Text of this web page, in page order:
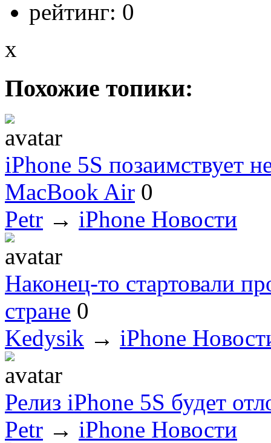
рейтинг: 0
x
Похожие топики:
iPhone 5S позаимствует
MacBook Air 0
Petr → iPhone Новости
Наконец-то стартовали
стране 0
Kedysik → iPhone
Релиз iPhone 5S будет
Petr → iPhone Новости